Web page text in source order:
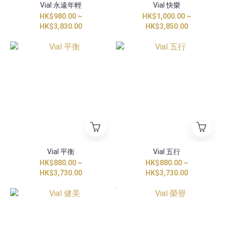
Vial 永遠年輕
HK$980.00 ~
HK$3,830.00
Vial 快樂
HK$1,000.00 ~
HK$3,850.00
Vial 平衡
HK$880.00 ~
HK$3,730.00
Vial 五行
HK$880.00 ~
HK$3,730.00